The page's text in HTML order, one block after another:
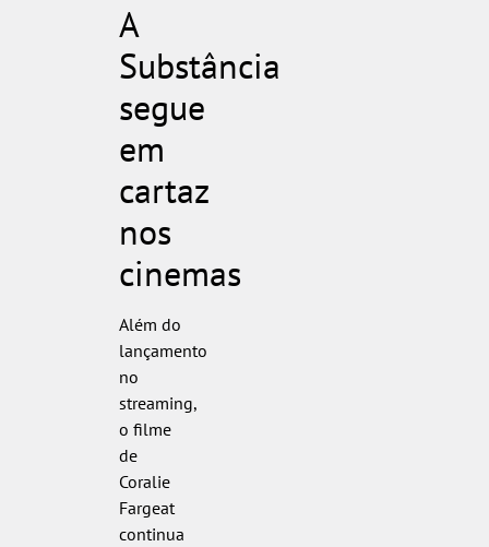
A
Substância
segue
em
cartaz
nos
cinemas
Além do
lançamento
no
streaming,
o filme
de
Coralie
Fargeat
continua